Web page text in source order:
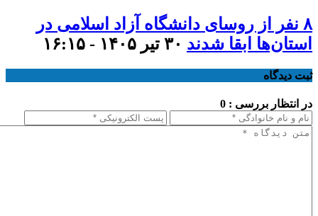
۸ نفر از روسای دانشگاه آزاد اسلامی در
استان‌ها ابقا شدند ۳۰ تیر ۱۴۰۵ - ۱۶:۱۵
ثبت دیدگاه
در انتظار بررسی : 0